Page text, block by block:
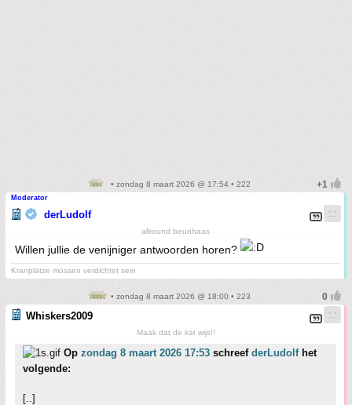
• zondag 8 maart 2026 @ 17:54 • 222
Moderator
derLudolf
allround beunhaas
Willen jullie de venijniger antwoorden horen?
Kranplätze müssen verdichtet sein
• zondag 8 maart 2026 @ 18:00 • 223
Whiskers2009
Maak dat de kat wijs!!
Op zondag 8 maart 2026 17:53 schreef derLudolfhet
volgende:
[..]